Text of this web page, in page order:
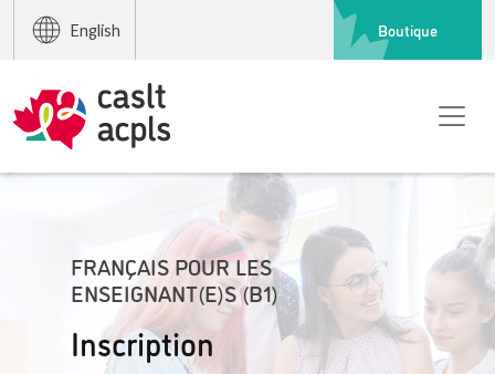
English Boutique
FRANÇAIS POUR LES
ENSEIGNANT(E)S (B1)
Inscription